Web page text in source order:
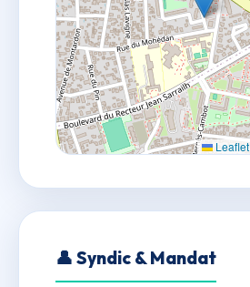
Leaflet
👤 Syndic & Mandat